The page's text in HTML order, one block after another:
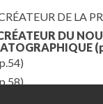
DE LA
DU